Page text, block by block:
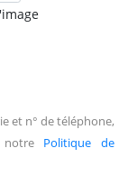
et n° de téléphone,
Politique de